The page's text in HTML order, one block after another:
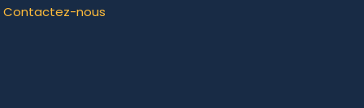
Contactez-nous